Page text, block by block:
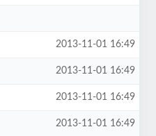
2013-11-01 16:49
2013-11-01 16:49
2013-11-01 16:49
2013-11-01 16:49